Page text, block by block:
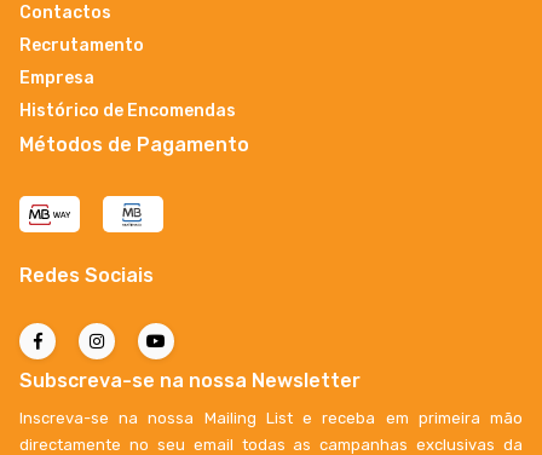
Contactos
Recrutamento
Empresa
Histórico de Encomendas
Métodos de Pagamento
Redes Sociais
Subscreva-se na nossa Newsletter
Inscreva-se na nossa Mailing List e receba em primeira mão
directamente no seu email todas as campanhas exclusivas da